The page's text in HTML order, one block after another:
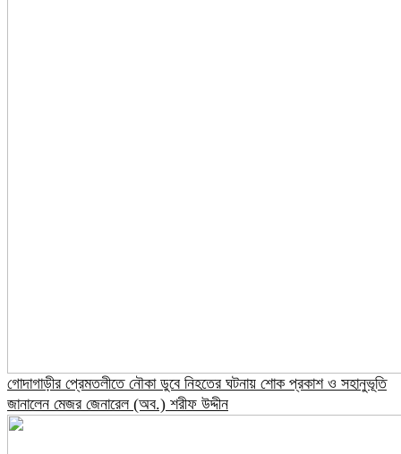
গোদাগাড়ীর প্রেমতলীতে নৌকা ডুবে নিহতের ঘটনায় শোক প্রকাশ ও সহানুভূতি
জানালেন মেজর জেনারেল (অব.) শরীফ উদ্দীন